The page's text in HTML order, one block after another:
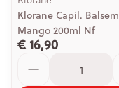
Klorane Capil. Balsem
Mango 200ml Nf
€ 16,90